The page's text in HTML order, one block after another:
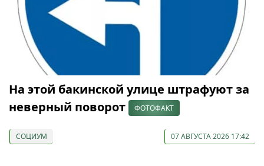
На этой бакинской улице штрафуют за
неверный поворот
ФОТОФАКТ
СОЦИУМ 07 АВГУСТА 2026 17:42